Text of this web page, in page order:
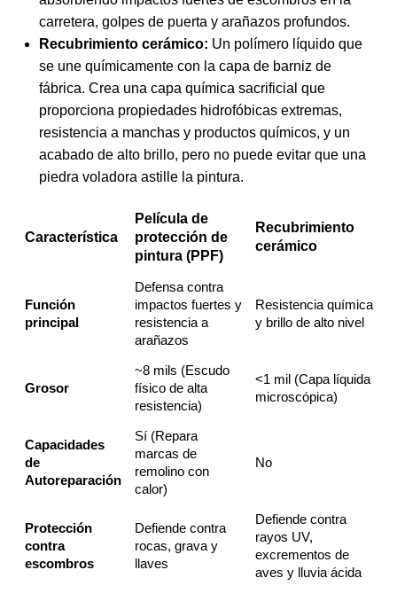
carretera, golpes de puerta y arañazos profundos.
Recubrimiento cerámico: Un polímero líquido que
se une químicamente con la capa de barniz de
fábrica. Crea una capa química sacrificial que
proporciona propiedades hidrofóbicas extremas,
resistencia a manchas y productos químicos, y un
acabado de alto brillo, pero no puede evitar que una
piedra voladora astille la pintura.
Característica
Película de
protección de
pintura (PPF)
Recubrimiento
cerámico
Función
principal
Defensa contra
impactos fuertes y
resistencia a
arañazos
Resistencia química
y brillo de alto nivel
Grosor
~8 mils (Escudo
físico de alta
resistencia)
<1 mil (Capa líquida
microscópica)
Capacidades
de
Autoreparación
Sí (Repara
marcas de
remolino con
calor)
No
Protección
contra
escombros
Defiende contra
rocas, grava y
llaves
Defiende contra
rayos UV,
excrementos de
aves y lluvia ácida